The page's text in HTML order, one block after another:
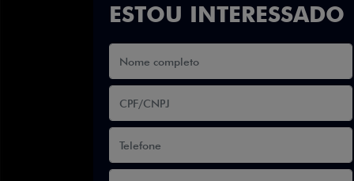
ESTOU INTERESSADO